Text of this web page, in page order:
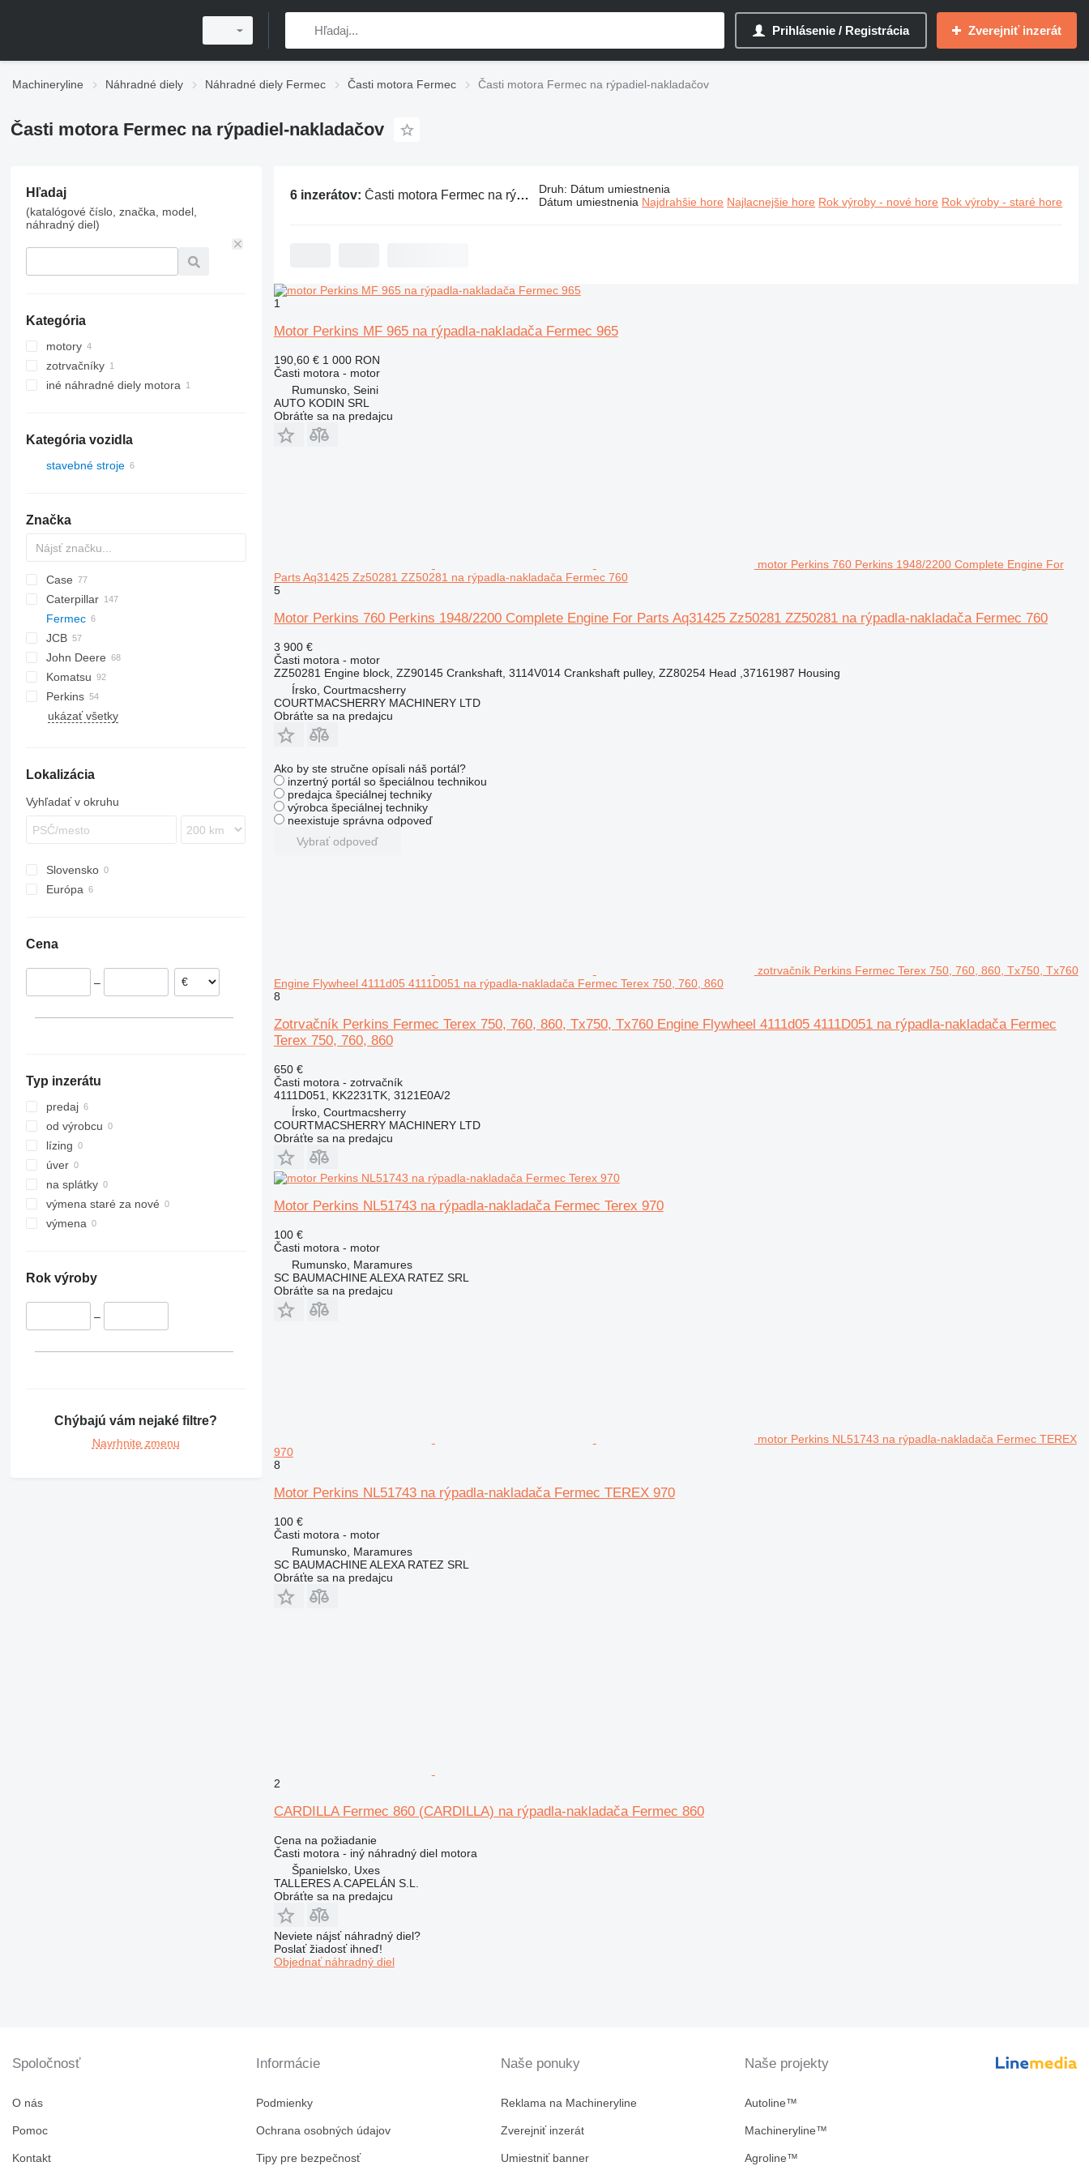
Prihlásenie / Registrácia Zverejniť inzerát
Machineryline Náhradné diely Náhradné diely Fermec Časti motora Fermec Časti motora Fermec na rýpadiel-nakladačov
Časti motora Fermec na rýpadiel-nakladačov
Hľadaj
(katalógové číslo, značka, model,
náhradný diel)
Kategória
motory
zotrvačníky
iné náhradné diely motora
Kategória vozidla
stavebné stroje
Značka
430
B series
S series
T series
Case
570
580
590
695
TR
Caterpillar
416
420
422
424
426
428
434
444
C-series
C-series
BF
DX
Fermec
760
860
FB
806
JCB
1CX
2CX
3CX
4CX
411
930
G-Series
John Deere
310 G
310 J
310 K
724
SK
Komatsu
WB
WH
R-series
R-series
50
60
B-series
L-series
NH
Perkins
1100 Series
820
970
BL
ukázať všetky
Lokalizácia
Vyhľadať v okruhu
Slovensko
Európa
Cena
–
Typ inzerátu
predaj
od výrobcu
lízing
úver
na splátky
výmena staré za nové
výmena
Rok výroby
–
Chýbajú vám nejaké filtre?
Navrhnite zmenu
6 inzerátov: Časti motora Fermec na rýpadiel-nakladačov Druh: Dátum umiestnenia
Dátum umiestnenia Najdrahšie hore Najlacnejšie hore Rok výroby - nové hore Rok výroby - staré hore
1
Motor Perkins MF 965 na rýpadla-nakladača Fermec 965
190,60 € 1 000 RON
Časti motora - motor
Rumunsko, Seini
AUTO KODIN SRL
Obráťte sa na predajcu
motor Perkins 760 Perkins 1948/2200 Complete Engine For
Parts Aq31425 Zz50281 ZZ50281 na rýpadla-nakladača Fermec 760
5
Motor Perkins 760 Perkins 1948/2200 Complete Engine For Parts Aq31425 Zz50281 ZZ50281 na rýpadla-nakladača Fermec 760
3 900 €
Časti motora - motor
ZZ50281 Engine block, ZZ90145 Crankshaft, 3114V014 Crankshaft pulley, ZZ80254 Head ,37161987 Housing
Írsko, Courtmacsherry
COURTMACSHERRY MACHINERY LTD
Obráťte sa na predajcu
Ako by ste stručne opísali náš portál?
inzertný portál so špeciálnou technikou
predajca špeciálnej techniky
výrobca špeciálnej techniky
neexistuje správna odpoveď
Vybrať odpoveď
zotrvačník Perkins Fermec Terex 750, 760, 860, Tx750, Tx760
Engine Flywheel 4111d05 4111D051 na rýpadla-nakladača Fermec Terex 750, 760, 860
8
Zotrvačník Perkins Fermec Terex 750, 760, 860, Tx750, Tx760 Engine Flywheel 4111d05 4111D051 na rýpadla-nakladača Fermec
Terex 750, 760, 860
650 €
Časti motora - zotrvačník
4111D051, KK2231TK, 3121E0A/2
Írsko, Courtmacsherry
COURTMACSHERRY MACHINERY LTD
Obráťte sa na predajcu
Motor Perkins NL51743 na rýpadla-nakladača Fermec Terex 970
100 €
Časti motora - motor
Rumunsko, Maramures
SC BAUMACHINE ALEXA RATEZ SRL
Obráťte sa na predajcu
motor Perkins NL51743 na rýpadla-nakladača Fermec TEREX
970
8
Motor Perkins NL51743 na rýpadla-nakladača Fermec TEREX 970
100 €
Časti motora - motor
Rumunsko, Maramures
SC BAUMACHINE ALEXA RATEZ SRL
Obráťte sa na predajcu
2
CARDILLA Fermec 860 (CARDILLA) na rýpadla-nakladača Fermec 860
Cena na požiadanie
Časti motora - iný náhradný diel motora
Španielsko, Uxes
TALLERES A.CAPELÁN S.L.
Obráťte sa na predajcu
Neviete nájsť náhradný diel?
Poslať žiadosť ihneď!
Objednať náhradný diel
Spoločnosť
O nás
Pomoc
Kontakt
Informácie
Podmienky
Ochrana osobných údajov
Tipy pre bezpečnosť
Naše ponuky
Reklama na Machineryline
Zverejniť inzerát
Umiestniť banner
Naše projekty
Autoline™
Machineryline™
Agroline™